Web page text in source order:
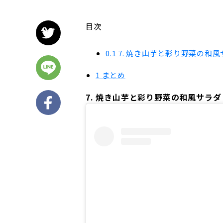
目次
0.1 7. 焼き山芋と彩り野菜の和風
1 まとめ
7. 焼き山芋と彩り野菜の和風サラダ